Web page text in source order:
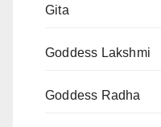
Gita
Goddess Lakshmi
Goddess Radha